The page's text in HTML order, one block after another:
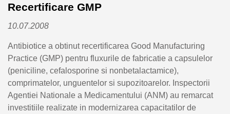
Recertificare GMP
10.07.2008
Antibiotice a obtinut recertificarea Good Manufacturing
Practice (GMP) pentru fluxurile de fabricatie a capsulelor
(peniciline, cefalosporine si nonbetalactamice),
comprimatelor, unguentelor si supozitoarelor. Inspectorii
Agentiei Nationale a Medicamentului (ANM) au remarcat
investitiile realizate in modernizarea capacitatilor de